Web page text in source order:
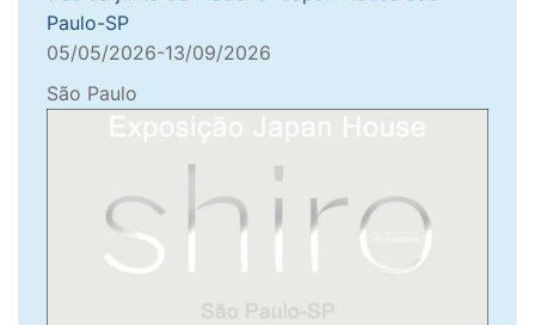
Paulo-SP
05/05/2026-13/09/2026
São Paulo